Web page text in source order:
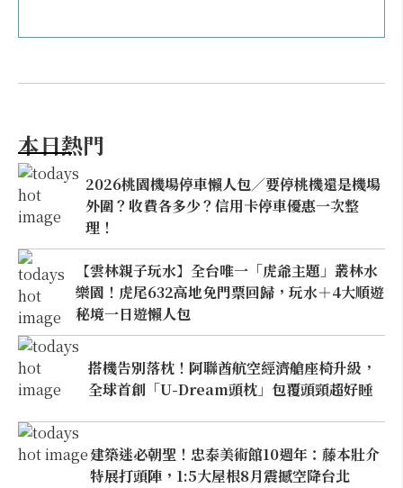
本日熱門
2026桃園機場停車懶人包／要停桃機還是機場
外圍？收費各多少？信用卡停車優惠一次整
理！
【雲林親子玩水】全台唯一「虎爺主題」叢林水
樂園！虎尾632高地免門票回歸，玩水＋4大順遊
秘境一日遊懶人包
搭機告別落枕！阿聯酋航空經濟艙座椅升級，
全球首創「U-Dream頭枕」包覆頭頸超好睡
建築迷必朝聖！忠泰美術館10週年：藤本壯介
特展打頭陣，1:5大屋根8月震撼空降台北